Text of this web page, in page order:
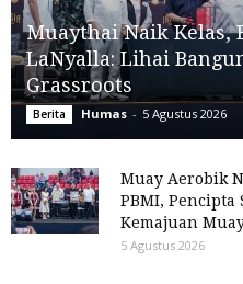
Muaythai Naik Kelas,
LaNyalla: Lihai
Grassroots
Berita Humas - 5 Agustus 2026
Muay Aerobik
PBMI,
Kemajuan
5 Agustus 2026